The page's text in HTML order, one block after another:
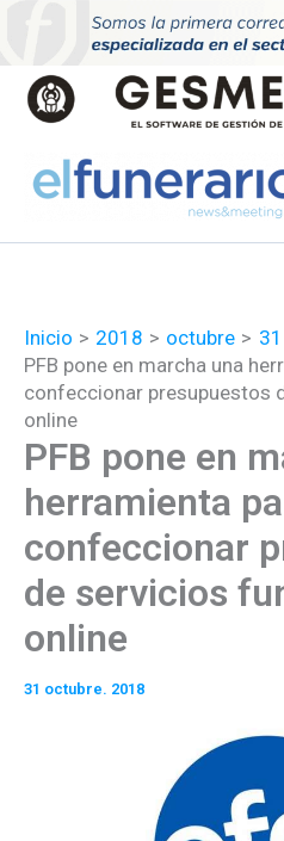
contenido
Inicio 2018 octubre
31
PFB pone en marcha una
confeccionar presupuestos
online
PFB pone en
herramienta
confeccionar
de servicios
online
31 octubre. 2018